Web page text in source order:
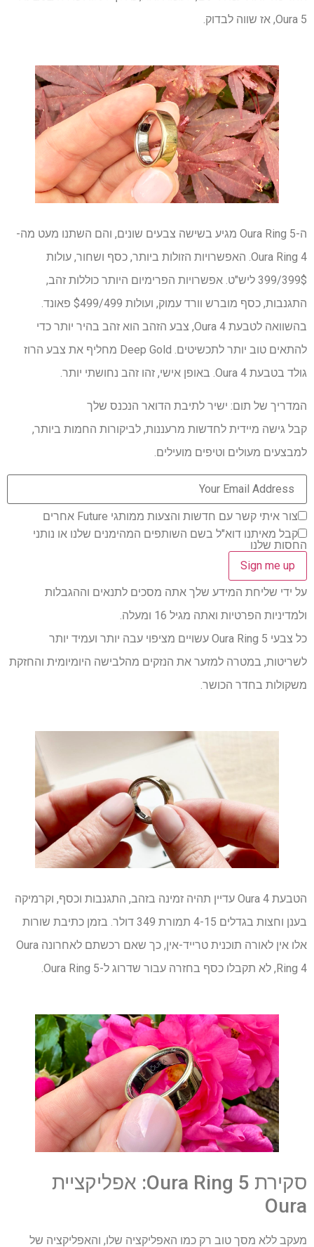
Oura 5, אז שווה לבדוק.
ה-Oura Ring 5 מגיע בשישה צבעים שונים, והם השתנו מעט מה-
Oura Ring 4. האפשרויות הזולות ביותר, כסף ושחור, עולות
399$/399 ליש"ט. אפשרויות הפרימיום היותר כוללות זהב,
התגנבות, כסף מוברש וורד עמוק, ועולות $499/499 פאונד.
בהשוואה לטבעת Oura 4, צבע הזהב הוא זהב בהיר יותר כדי
להתאים טוב יותר לתכשיטים. Deep Gold מחליף את צבע הרוז
גולד בטבעת Oura 4. באופן אישי, זהו זהב נחושתי יותר.
המדריך של תום: ישיר לתיבת הדואר הנכנס שלך
קבל גישה מיידית לחדשות מרעננות, לביקורות החמות ביותר,
למבצעים מעולים וטיפים מועילים.
צור איתי קשר עם חדשות והצעות ממותגי Future אחרים
קבל מאיתנו דוא"ל בשם השותפים המהימנים שלנו או נותני
החסות שלנו
על ידי שליחת המידע שלך אתה מסכים לתנאים וההגבלות
ולמדיניות הפרטיות ואתה מגיל 16 ומעלה.
כל צבעי Oura Ring 5 עשויים מציפוי עבה יותר ועמיד יותר
לשריטות, במטרה למזער את הנזקים מהלבישה היומיומית והחזקת
משקולות בחדר הכושר.
הטבעת Oura 4 עדיין תהיה זמינה בזהב, התגנבות וכסף, וקרמיקה
בענן וחצות בגדלים 4-15 תמורת 349 דולר. בזמן כתיבת שורות
אלו אין לאורה תוכנית טרייד-אין, כך שאם רכשתם לאחרונה Oura
Ring 4, לא תקבלו כסף בחזרה עבור שדרוג ל-Oura Ring 5.
סקירת Oura Ring 5: אפליקציית
Oura
מעקב ללא מסך טוב רק כמו האפליקציה שלו, והאפליקציה של